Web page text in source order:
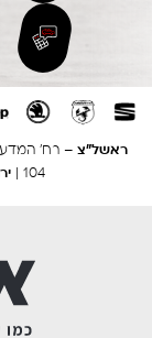
ראשל”צ – רח’ המדע 1 |
104 |